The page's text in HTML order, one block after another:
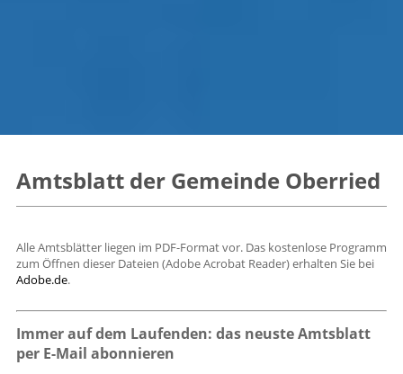
Amtsblatt der Gemeinde Oberried
Alle Amtsblätter liegen im PDF-Format vor. Das kostenlose Programm
zum Öffnen dieser Dateien (Adobe Acrobat Reader) erhalten Sie bei
Adobe.de.
Immer auf dem Laufenden: das neuste Amtsblatt
per E-Mail abonnieren